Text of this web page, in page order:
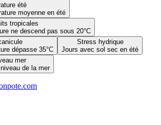
été
moyenne en été
tropicales
ne descend pas sous 20°C
dépasse 35°C
Stress hydrique
Jours avec sol sec en été
mer
de la mer